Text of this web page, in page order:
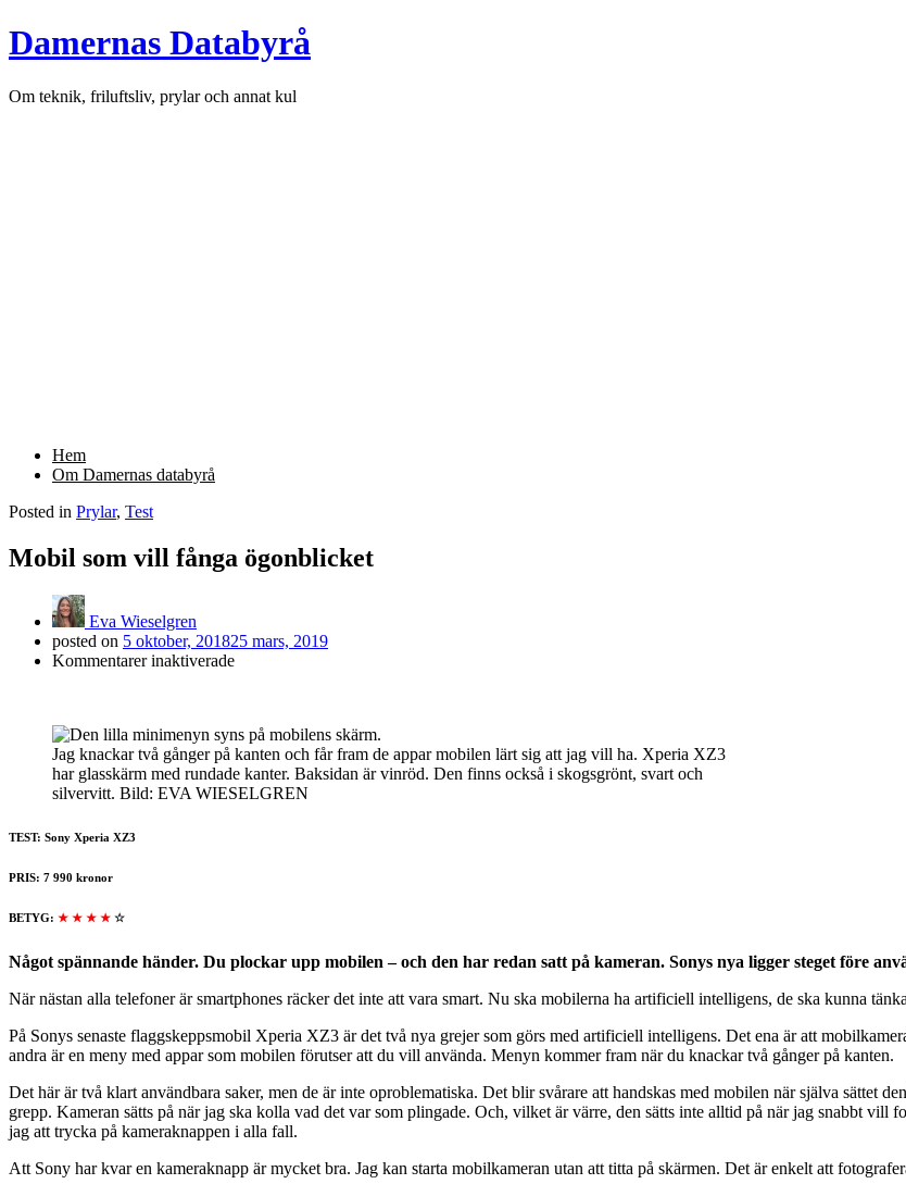
Skip
to
Damernas Databyrå
Om teknik, friluftsliv, prylar och annat kul
Hem
Om Damernas databyrå
Posted in Prylar, Test
Mobil som vill fånga ögonblicket
Eva Wieselgren
posted on 5 oktober, 201825 mars, 2019
Kommentarer inaktiveradeför
fånga
ögonblicket
Jag knackar två gånger på kanten och får fram de appar mobilen lärt sig att jag vill ha. Xperia XZ3
har glasskärm med rundade kanter. Baksidan är vinröd. Den finns också i skogsgrönt, svart och
silvervitt. Bild: EVA WIESELGREN
TEST: Sony Xperia XZ3
PRIS: 7 990 kronor
BETYG: ★ ★ ★ ★ ☆
Något spännande händer. Du plockar upp mobilen – och den har redan satt på kameran. Sonys nya ligger steget före
När nästan alla telefoner är smartphones räcker det inte att vara smart. Nu ska mobilerna ha artificiell intelligens, de ska kunna
På Sonys senaste flaggskeppsmobil Xperia XZ3 är det två nya grejer som görs med artificiell intelligens. Det ena är att
andra är en meny med appar som mobilen förutser att du vill använda. Menyn kommer fram när du knackar två gånger på kanten.
Det här är två klart användbara saker, men de är inte oproblematiska. Det blir svårare att handskas med mobilen när själva sättet
grepp. Kameran sätts på när jag ska kolla vad det var som plingade. Och, vilket är värre, den sätts inte alltid på när jag snabbt
jag att trycka på kameraknappen i alla fall.
Att Sony har kvar en kameraknapp är mycket bra. Jag kan starta mobilkameran utan att titta på skärmen. Det är enkelt att